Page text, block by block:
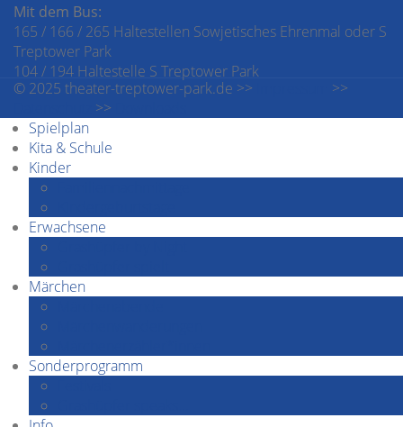
Mit dem Bus:
165 / 166 / 265 Haltestellen Sowjetisches Ehrenmal oder S
Treptower Park
104 / 194 Haltestelle S Treptower Park
© 2025 theater-treptower-park.de >>
>>
>>
Spielplan
Kita & Schule
Kinder
Erwachsene
Märchen
Sonderprogramm